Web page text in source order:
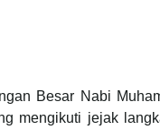
Besar Nabi
mengikuti jejak